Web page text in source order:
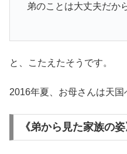
弟のことは大丈夫だか
と、こたえたそうです。
2016年夏、お母さんは天国
《弟から見た家族の姿